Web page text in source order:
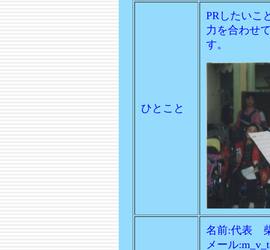
ひとこと
PRしたいこ
力を合わせ
す。
名前:代表
メール